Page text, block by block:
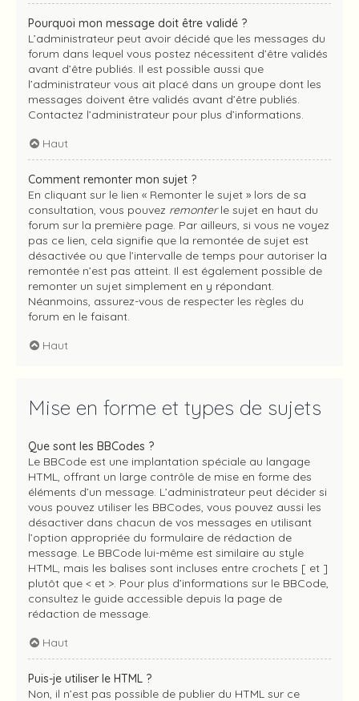
Pourquoi mon message doit être validé ?
L’administrateur peut avoir décidé que les messages du
forum dans lequel vous postez nécessitent d’être validés
avant d’être publiés. Il est possible aussi que
l’administrateur vous ait placé dans un groupe dont les
messages doivent être validés avant d’être publiés.
Contactez l’administrateur pour plus d’informations.
Haut
Comment remonter mon sujet ?
En cliquant sur le lien « Remonter le sujet » lors de sa
consultation, vous pouvez remonterle sujet en haut du
forum sur la première page. Par ailleurs, si vous ne voyez
pas ce lien, cela signifie que la remontée de sujet est
désactivée ou que l’intervalle de temps pour autoriser la
remontée n’est pas atteint. Il est également possible de
remonter un sujet simplement en y répondant.
Néanmoins, assurez-vous de respecter les règles du
forum en le faisant.
Haut
Mise en forme et types de sujets
Que sont les BBCodes ?
Le BBCode est une implantation spéciale au langage
HTML, offrant un large contrôle de mise en forme des
éléments d’un message. L’administrateur peut décider si
vous pouvez utiliser les BBCodes, vous pouvez aussi les
désactiver dans chacun de vos messages en utilisant
l’option appropriée du formulaire de rédaction de
message. Le BBCode lui-même est similaire au style
HTML, mais les balises sont incluses entre crochets [ et ]
plutôt que < et >. Pour plus d’informations sur le BBCode,
consultez le guide accessible depuis la page de
rédaction de message.
Haut
Puis-je utiliser le HTML ?
Non, il n’est pas possible de publier du HTML sur ce